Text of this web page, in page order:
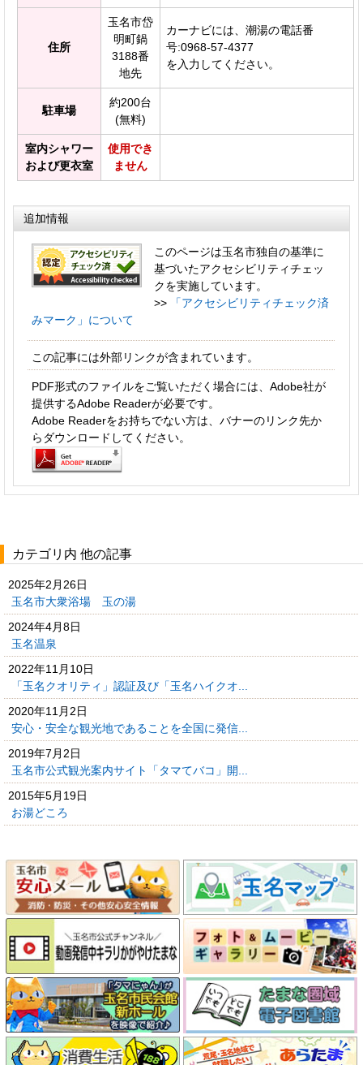
住所
玉名市岱
明町鍋
3188番
地先
カーナビには、潮湯の電話番
号:0968-57-4377
を入力してください。
駐車場
約200台
(無料)
室内シャワー
および更衣室
使用でき
ません
追加情報
このページは玉名市独自の基準に
基づいたアクセシビリティチェッ
クを実施しています。
>>
「アクセシビリティチェック済
みマーク」について
この記事には外部リンクが含まれています。
PDF形式のファイルをご覧いただく場合には、Adobe社が
提供するAdobe Readerが必要です。
Adobe Readerをお持ちでない方は、バナーのリンク先か
らダウンロードしてください。
カテゴリ内 他の記事
2025年2月26日
玉名市大衆浴場 玉の湯
2024年4月8日
玉名温泉
2022年11月10日
「玉名クオリティ」認証及び「玉名ハイクオ...
2020年11月2日
安心・安全な観光地であることを全国に発信...
2019年7月2日
玉名市公式観光案内サイト「タマてバコ」開...
2015年5月19日
お湯どころ